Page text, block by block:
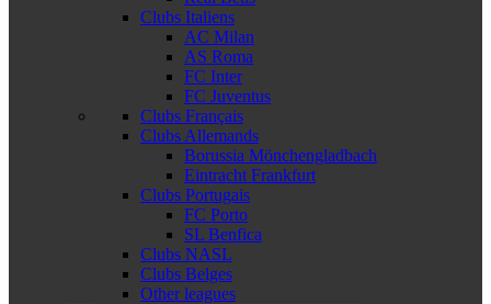
Clubs Italiens
AC Milan
AS Roma
FC Inter
FC Juventus
Clubs Français
Clubs Allemands
Borussia Mönchengladbach
Eintracht Frankfurt
Clubs Portugais
FC Porto
SL Benfica
Clubs NASL
Clubs Belges
Other leagues